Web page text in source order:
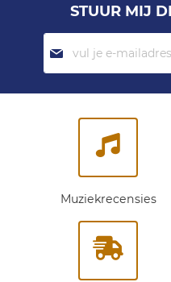
STUUR MIJ
Abonneer
je
op
Muziekrecensies